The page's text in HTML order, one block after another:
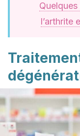
l’arthrite